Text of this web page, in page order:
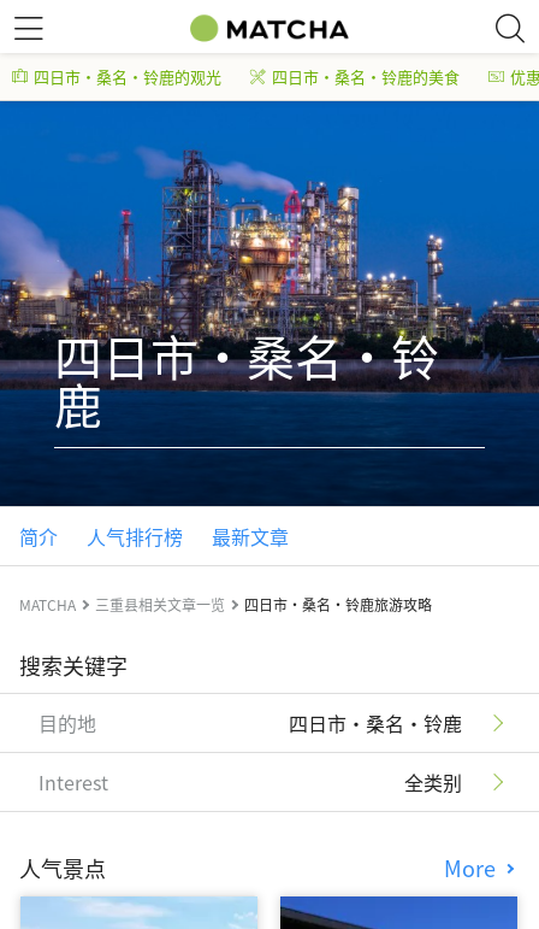
四日市・桑名・铃鹿的观光 四日市・桑名・铃鹿的美食 优
四日市・桑名・铃
鹿
简介 人气排行榜 最新文章
MATCHA 三重县相关文章一览 四日市・桑名・铃鹿旅游攻略
搜索关键字
目的地 四日市・桑名・铃鹿
Interest 全类别
人气景点 More